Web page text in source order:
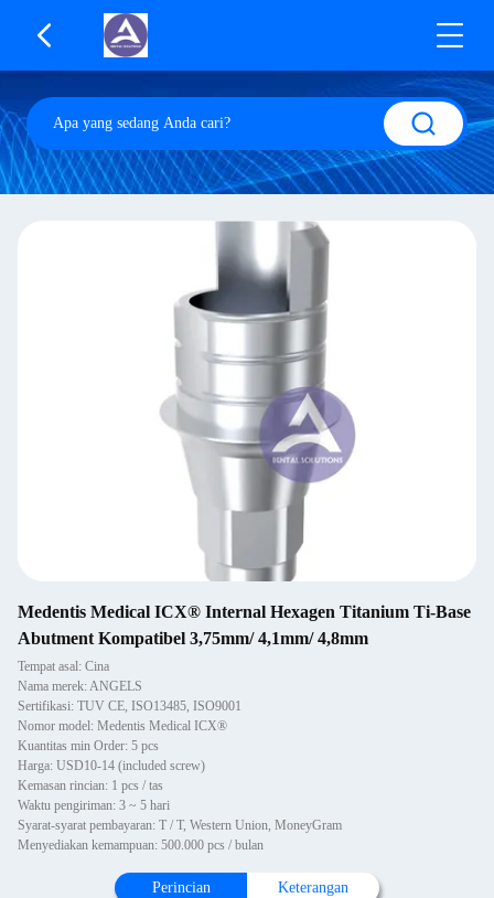
Medentis Medical ICX® Internal Hexagen Titanium Ti-Base
Abutment Kompatibel 3,75mm/ 4,1mm/ 4,8mm
Tempat asal: Cina
Nama merek: ANGELS
Sertifikasi: TUV CE, ISO13485, ISO9001
Nomor model: Medentis Medical ICX®
Kuantitas min Order: 5 pcs
Harga: USD10-14 (included screw)
Kemasan rincian: 1 pcs / tas
Waktu pengiriman: 3 ~ 5 hari
Syarat-syarat pembayaran: T / T, Western Union, MoneyGram
Menyediakan kemampuan: 500.000 pcs / bulan
Perincian Keterangan